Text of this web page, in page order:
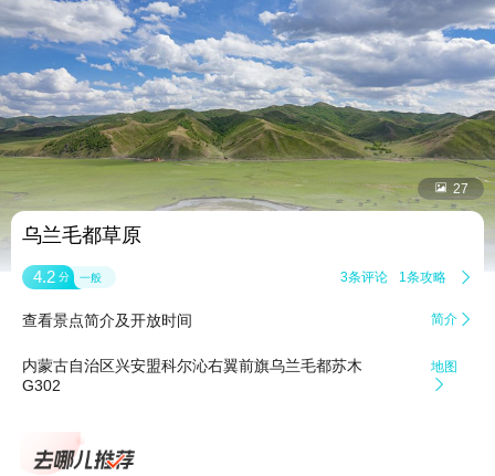
 27
乌兰毛都草原
4.2 分 一般 3条评论 1条攻略 
查看景点简介及开放时间 简介 
内蒙古自治区兴安盟科尔沁右翼前旗乌兰毛都苏木
G302
地图

